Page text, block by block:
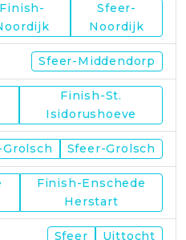
Finish-
Sfeer-
Noordijk
Sfeer-Middendorp
Finish-St.
Isidorushoeve
Sfeer-Grolsch
Finish-Enschede
Herstart
Sfeer Uittocht